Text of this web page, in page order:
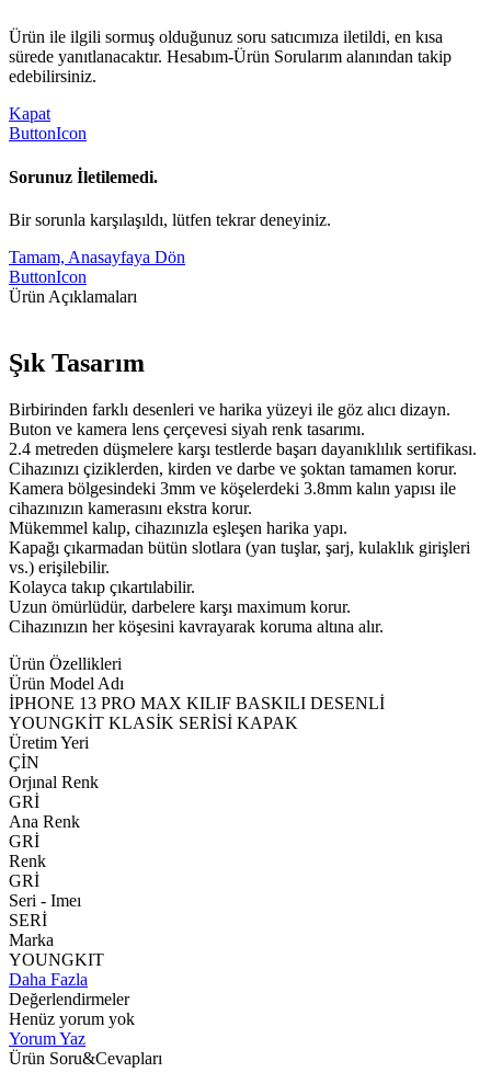
Ürün ile ilgili sormuş olduğunuz soru satıcımıza iletildi, en kısa
sürede yanıtlanacaktır. Hesabım-Ürün Sorularım alanından takip
edebilirsiniz.
Kapat
ButtonIcon
Sorunuz İletilemedi.
Bir sorunla karşılaşıldı, lütfen tekrar deneyiniz.
Tamam, Anasayfaya Dön
ButtonIcon
Ürün Açıklamaları
Şık Tasarım
Birbirinden farklı desenleri ve harika yüzeyi ile göz alıcı dizayn.
Buton ve kamera lens çerçevesi siyah renk tasarımı.
2.4 metreden düşmelere karşı testlerde başarı dayanıklılık sertifikası.
Cihazınızı çiziklerden, kirden ve darbe ve şoktan tamamen korur.
Kamera bölgesindeki 3mm ve köşelerdeki 3.8mm kalın yapısı ile
cihazınızın kamerasını ekstra korur.
Mükemmel kalıp, cihazınızla eşleşen harika yapı.
Kapağı çıkarmadan bütün slotlara (yan tuşlar, şarj, kulaklık girişleri
vs.) erişilebilir.
Kolayca takıp çıkartılabilir.
Uzun ömürlüdür, darbelere karşı maximum korur.
Cihazınızın her köşesini kavrayarak koruma altına alır.
Ürün Özellikleri
Ürün Model Adı
İPHONE 13 PRO MAX KILIF BASKILI DESENLİ
YOUNGKİT KLASİK SERİSİ KAPAK
Üretim Yeri
ÇİN
Orjınal Renk
GRİ
Ana Renk
GRİ
Renk
GRİ
Seri - Imeı
SERİ
Marka
YOUNGKIT
Daha Fazla
Değerlendirmeler
Henüz yorum yok
Yorum Yaz
Ürün Soru&Cevapları